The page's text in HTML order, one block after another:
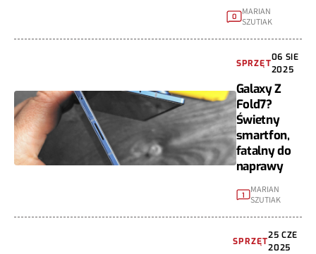
0
MARIAN
SZUTIAK
SPRZĘT
06 SIE
2025
Galaxy Z
Fold7?
Świetny
smartfon,
fatalny do
naprawy
1
MARIAN
SZUTIAK
SPRZĘT
25 CZE
2025